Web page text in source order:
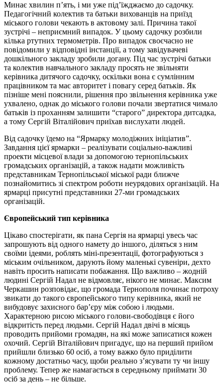
Минає хвилин п’ять, і ми уже під’їжджаємо до садочку.
Педагогічний колектив та батьки вихованців на приїзд
міського голови чекають в актовому залі. Причина такої
зустрічі – неприємний випадок. У цьому садочку розбили
кілька ртутних термометрів. Про випадок своєчасно не
повідомили у відповідні інстанції, а тому завідувачеві
дошкільного закладу зробили догану. Під час зустрічі батьки
та колектив навчального закладу просять не звільняти
керівника дитячого садочку, оскільки вона є сумлінним
працівником та має авторитет і повагу серед батьків. Як
пізніше мені пояснили, рішення про звільнення керівника уже
ухвалено, однак до міського голови почали звертатися чимало
батьків із проханням залишити “старого” директора дитсадка,
а тому Сергій Віталійович приїхав вислухати людей.
Від садочку їдемо на “Ярмарку молодіжних ініціатив”.
Завдання цієї ярмарки – реалізувати соціально-важливі
проекти місцевої влади за допомогою тернопільських
громадських організацій, а також надати можливість
представникам Тернопільської міської ради ближче
познайомитись зі спектром роботи неурядових організацій. На
ярмарці присутні представники 27-ми громадських
організацій.
Європейський тип керівника
Цікаво спостерігати, як пана Сергія на ярмарці увесь час
запрошують від одного намету до іншого, діляться з ним
своїми ідеями, роблять міні-презентації, фотографуються з
міським очільником, дарують йому маленькі сувеніри, дехто
навіть просить написати побажання. Що важливо – жодній
людині Сергій Надал не відмовляє, нікого не минає. Максим
Черкашин розповідає, що громада Тернополя починає потроху
звикати до такого європейського типу керівника, який не
вибудовує захисного бар’єру між собою і людьми.
Характерною рисою міського голови-свободівця є його
відкритість перед людьми. Сергій Надал двічі в місяць
проводить прийоми громадян, на які може записатися кожен
охочий. Сергій Віталійович пригадує, що на перший прийом
прийшли близько 60 осіб, а тому важко було приділити
кожному достатньо часу, щоби реально з’ясувати ту чи іншу
проблему. Тепер же намагається в середньому приймати 30
осіб за день – не більше.